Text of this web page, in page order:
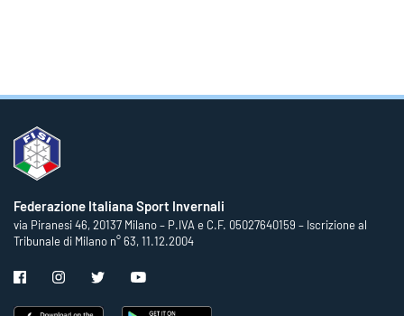
Federazione Italiana Sport Invernali
via Piranesi 46, 20137 Milano – P.IVA e C.F. 05027640159 – Iscrizione al
Tribunale di Milano n° 63, 11.12.2004